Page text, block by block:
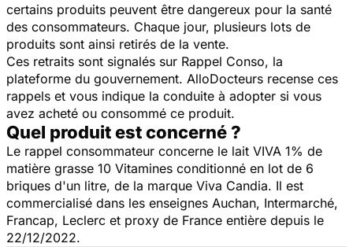
certains produits peuvent être dangereux pour la santé
des consommateurs. Chaque jour, plusieurs lots de
produits sont ainsi retirés de la vente.
Ces retraits sont signalés sur Rappel Conso, la
plateforme du gouvernement. AlloDocteurs recense ces
rappels et vous indique la conduite à adopter si vous
avez acheté ou consommé ce produit.
Quel produit est concerné ?
Le rappel consommateur concerne le lait VIVA 1% de
matière grasse 10 Vitamines conditionné en lot de 6
briques d'un litre, de la marque Viva Candia. Il est
commercialisé dans les enseignes Auchan, Intermarché,
Francap, Leclerc et proxy de France entière depuis le
22/12/2022.